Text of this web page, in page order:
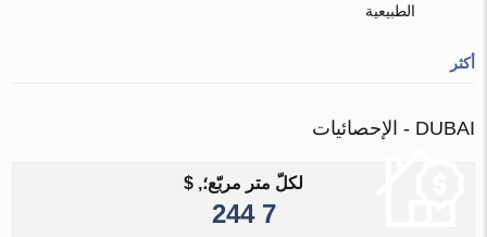
الطبيعية
أكثر
DUBAI - الإحصائيات
لكلّ متر مربّع؛, $
7 244